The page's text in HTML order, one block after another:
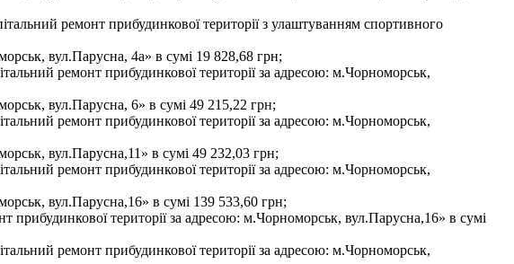
ремонт прибудинкової території з улаштуванням спортивного
вул.Парусна, 4а» в сумі 19 828,68 грн;
ремонт прибудинкової території за адресою: м.Чорноморськ,
вул.Парусна, 6» в сумі 49 215,22 грн;
ремонт прибудинкової території за адресою: м.Чорноморськ,
вул.Парусна,11» в сумі 49 232,03 грн;
ремонт прибудинкової території за адресою: м.Чорноморськ,
вул.Парусна,16» в сумі 139 533,60 грн;
території за адресою: м.Чорноморськ, вул.Парусна,16» в сумі
ремонт прибудинкової території за адресою: м.Чорноморськ,